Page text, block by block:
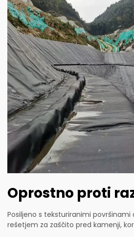
Oprostno proti
Posiljeno s teksturiranimi površinami
rešetjem za zaščito pred kamenji,